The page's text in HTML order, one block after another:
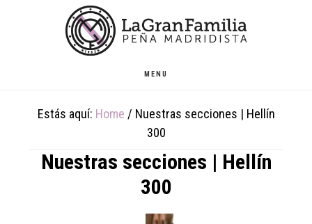
MENU
Estás aquí: Home / Nuestras secciones | Hellín
300
Nuestras secciones | Hellín
300